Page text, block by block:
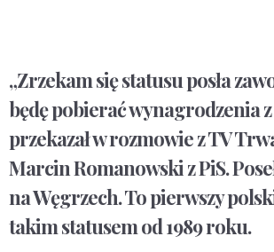
„Zrzekam się statusu posła
będę pobierać wynagrodzenia
przekazał w rozmowie z TV
Marcin Romanowski z PiS.
na Węgrzech. To pierwszy
takim statusem od 1989 roku.